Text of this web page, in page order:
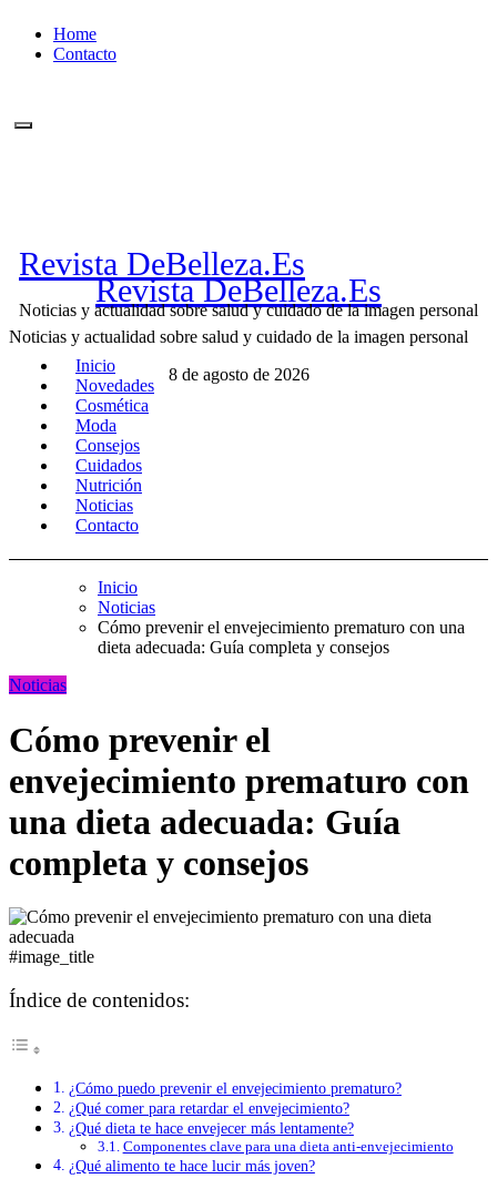
Home
Contacto
Revista DeBelleza.Es
Noticias y actualidad sobre salud y cuidado de la imagen personal
8 de agosto de 2026
Revista DeBelleza.Es
Noticias y actualidad sobre salud y cuidado de la imagen personal
Inicio
Novedades
Cosmética
Moda
Consejos
Cuidados
Nutrición
Noticias
Contacto
Inicio
Noticias
Cómo prevenir el envejecimiento prematuro con una
dieta adecuada: Guía completa y consejos
Noticias
Cómo prevenir el
envejecimiento prematuro con
una dieta adecuada: Guía
completa y consejos
#image_title
Índice de contenidos:
¿Cómo puedo prevenir el envejecimiento prematuro?
¿Qué comer para retardar el envejecimiento?
¿Qué dieta te hace envejecer más lentamente?
Componentes clave para una dieta anti-envejecimiento
¿Qué alimento te hace lucir más joven?